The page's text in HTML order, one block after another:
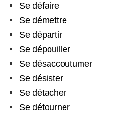
Se défaire
Se démettre
Se départir
Se dépouiller
Se désaccoutumer
Se désister
Se détacher
Se détourner